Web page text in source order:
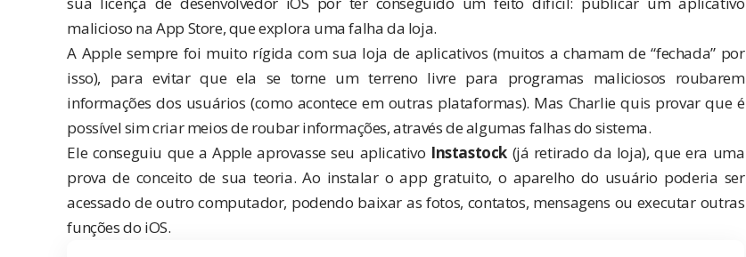
malicioso na App Store, que explora uma falha da loja.
A Apple sempre foi muito rígida com sua loja de aplicativos (muitos a chamam de “fechada” por
isso), para evitar que ela se torne um terreno livre para programas maliciosos roubarem
informações dos usuários (como acontece em outras plataformas). Mas Charlie quis provar que é
possível sim criar meios de roubar informações, através de algumas falhas do sistema.
Ele conseguiu que a Apple aprovasse seu aplicativo Instastock (já retirado da loja), que era uma
prova de conceito de sua teoria. Ao instalar o app gratuito, o aparelho do usuário poderia ser
acessado de outro computador, podendo baixar as fotos, contatos, mensagens ou executar outras
funções do iOS.